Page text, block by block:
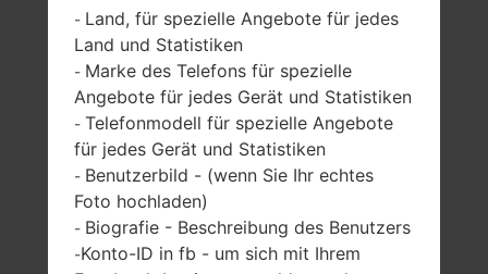
Bildschirm zu
Körper Verhältnis)
2560 x 1600 Pixel
(~287 Dichte der
Pixel pro Zoll)
467 gramm (16.47
Cortex -
A15/1300MHz ARM
3GB
- Land, für spezielle Angebote für jedes
Land und Statistiken
- Marke des Telefons für spezielle
Angebote für jedes Gerät und Statistiken
- Telefonmodell für spezielle Angebote
für jedes Gerät und Statistiken
- Benutzerbild - (wenn Sie Ihr echtes
Foto hochladen)
- Biografie - Beschreibung des Benutzers
-Konto-ID in fb - um sich mit Ihrem